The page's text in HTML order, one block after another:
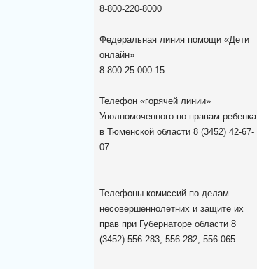
8-800-220-8000
Федеральная линия помощи «Дети
онлайн»
8-800-25-000-15
Телефон «горячей линии»
Уполномоченного по правам ребенка
в Тюменской области 8 (3452) 42-67-
07
Телефоны комиссий по делам
несовершеннолетних и защите их
прав при Губернаторе области 8
(3452) 556-283, 556-282, 556-065